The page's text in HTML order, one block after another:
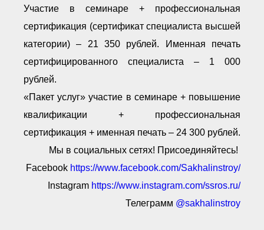
Участие в семинаре + профессиональная
сертификация (сертификат специалиста высшей
категории) – 21 350 рублей. Именная печать
сертифицированного специалиста – 1 000
рублей.
«Пакет услуг» участие в семинаре + повышение
квалификации + профессиональная
сертификация + именная печать – 24 300 рублей.
Мы в социальных сетях! Присоединяйтесь!
Facebook https://www.facebook.com/Sakhalinstroy/
Instagram https://www.instagram.com/ssros.ru/
Телеграмм @sakhalinstroy